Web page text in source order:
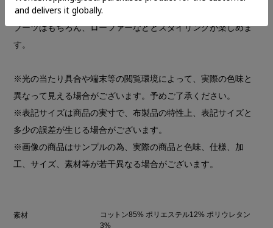
デザインだけでなく履き心地にもこだわった一足。
ブーツはもちろん、ローファーなどとスタイリングが楽しめま
す。
※光の当たり具合や端末等の閲覧環境によって、実際の色味と
異なって見える場合がございます。予めご了承ください。
※表記サイズは商品の実寸で、布製品の特性上、表記サイズと
多少の誤差が生じる場合がございます。
※画像の商品はサンプルの為、実際の商品と色味、仕様、加
工、サイズ、素材等が若干異なる場合がございます。
素材
コットン85% ポリエステル12% ポリウレタン
3%